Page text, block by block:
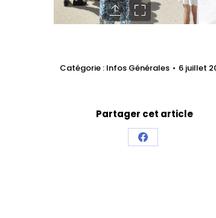
Catégorie : Infos Générales 6 juillet
Partager cet article